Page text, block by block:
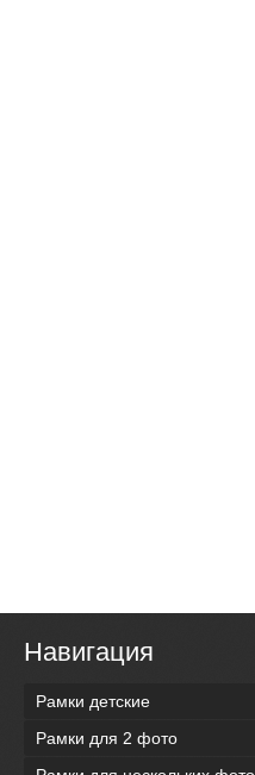
Навигация
Рамки детские
Рамки для 2 фото